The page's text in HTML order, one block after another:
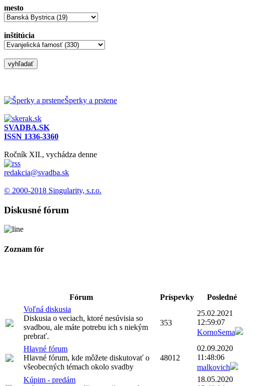
mesto
inštitúcia
Šperky a prstene
SVADBA.SK
ISSN 1336-3360
Ročník XII., vychádza denne
redakcia@svadba.sk
© 2000-2018 Singularity, s.r.o.
Diskusné fórum
Zoznam fór
Fórum Príspevky
Posledné
Voľná diskusia
Diskusia o veciach, ktoré nesúvisia so
svadbou, ale máte potrebu ich s niekým
prebrať.
353
25.02.2021
12:59:07
KornoSema
Hlavné fórum
Hlavné fórum, kde môžete diskutovať o
všeobecných témach okolo svadby
48012
02.09.2020
11:48:06
malkovich
Kúpim - predám
18.05.2020